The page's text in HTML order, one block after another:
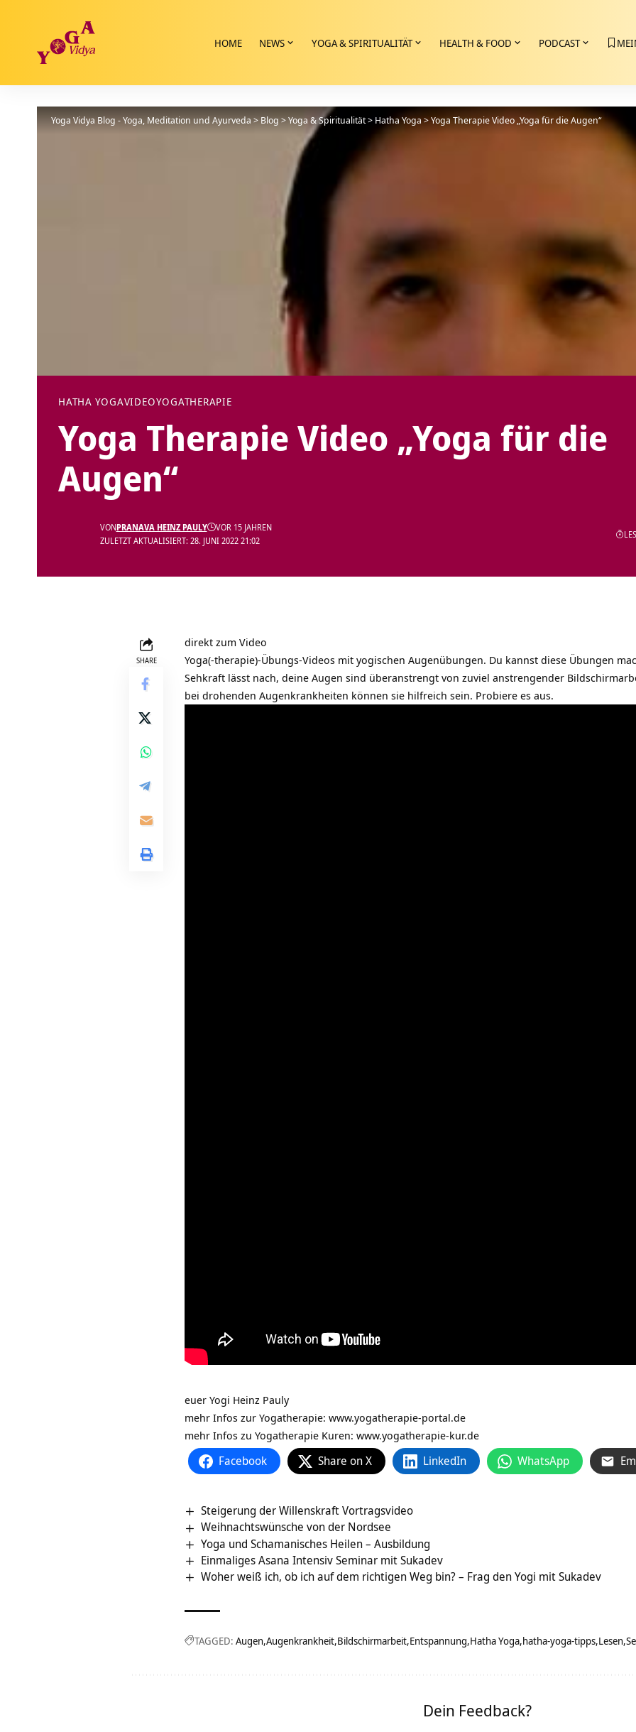
HOME NEWS YOGA & SPIRITUALITÄT HEALTH & FOOD PODCAST
Yoga Vidya Blog - Yoga, Meditation und Ayurveda > Blog >Yoga & Spiritualität> Hatha Yoga>Yoga Therapie Video „Yoga für die Augen“
HATHA YOGAVIDEOYOGATHERAPIE
Yoga Therapie Video „Yoga für die
Augen“
ZULETZT AKTUALISIERT: 28. JUNI 2022 21:02
VONPRANAVA HEINZ PAULY VOR 15 JAHREN
SHARE
direkt zum Video
Yoga(-therapie)-Übungs-Videos mit yogischen Augenübungen. Du kannst diese Übungen
Sehkraft lässt nach, deine Augen sind überanstrengt von zuviel anstrengender
bei drohenden Augenkrankheiten können sie hilfreich sein. Probiere es aus.
euer Yogi Heinz Pauly
mehr Infos zur Yogatherapie: www.yogatherapie-portal.de
mehr Infos zu Yogatherapie Kuren: www.yogatherapie-kur.de
Facebook Share on X LinkedIn WhatsApp
Steigerung der Willenskraft Vortragsvideo
Weihnachtswünsche von der Nordsee
Yoga und Schamanisches Heilen – Ausbildung
Einmaliges Asana Intensiv Seminar mit Sukadev
Woher weiß ich, ob ich auf dem richtigen Weg bin? – Frag den Yogi mit Sukadev
TAGGED: Augen Augenkrankheit Bildschirmarbeit Entspannung Hatha Yoga hatha-yoga-tipps Lesen
Dein Feedback?